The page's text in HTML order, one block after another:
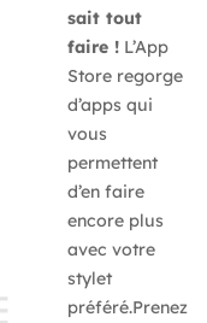
sait tout
faire ! L’App
Store regorge
d’apps qui
vous
permettent
d’en faire
encore plus
avec votre
stylet
préféré.Prenez